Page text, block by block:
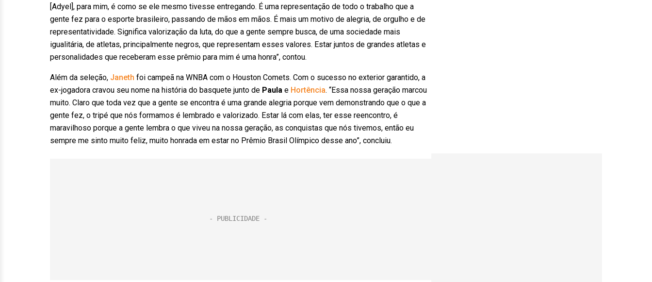
[Adyel], para mim, é como se ele mesmo tivesse entregando. É uma representação de todo o trabalho que a
gente fez para o esporte brasileiro, passando de mãos em mãos. É mais um motivo de alegria, de orgulho e de
representatividade. Significa valorização da luta, do que a gente sempre busca, de uma sociedade mais
igualitária, de atletas, principalmente negros, que representam esses valores. Estar juntos de grandes atletas e
personalidades que receberam esse prêmio para mim é uma honra”, contou.
Além da seleção, Janeth foi campeã na WNBA com o Houston Comets. Com o sucesso no exterior garantido, a
ex-jogadora cravou seu nome na história do basquete junto de Paula e Hortência. “Essa nossa geração marcou
muito. Claro que toda vez que a gente se encontra é uma grande alegria porque vem demonstrando que o que a
gente fez, o tripé que nós formamos é lembrado e valorizado. Estar lá com elas, ter esse reencontro, é
maravilhoso porque a gente lembra o que viveu na nossa geração, as conquistas que nós tivemos, então eu
sempre me sinto muito feliz, muito honrada em estar no Prêmio Brasil Olímpico desse ano”, concluiu.